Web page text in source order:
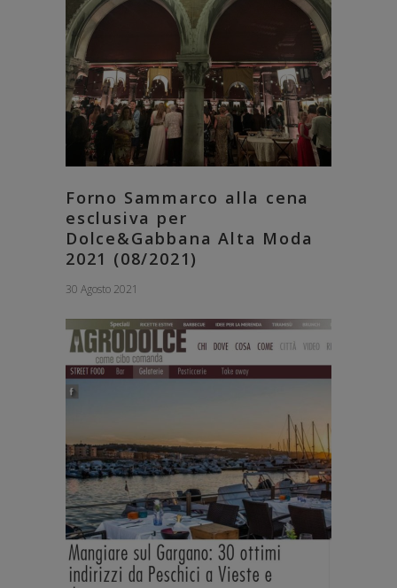
Forno Sammarco alla cena
esclusiva per
Dolce&Gabbana Alta Moda
2021 (08/2021)
30 Agosto 2021